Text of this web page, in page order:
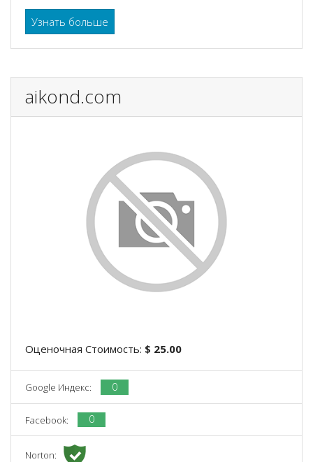
Узнать больше
aikond.com
Оценочная Стоимость: $ 25.00
Google Индекс: 0
Facebook: 0
Norton: